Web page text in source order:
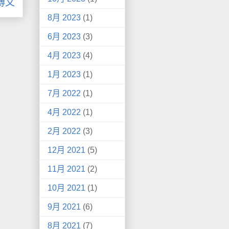
文
8月 2023 (1)
6月 2023 (3)
4月 2023 (4)
1月 2023 (1)
7月 2022 (1)
4月 2022 (1)
2月 2022 (3)
12月 2021 (5)
11月 2021 (2)
10月 2021 (1)
9月 2021 (6)
8月 2021 (7)